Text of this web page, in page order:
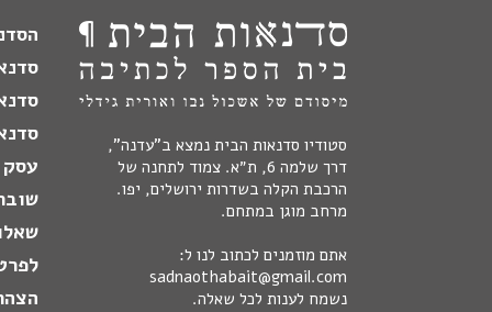
סטודיו סדנאות הבית נמצא ב"עדנה",
דרך שלמה 6, ת״א. צמוד לתחנה של
הרכבת הקלה בשדרות ירושלים, יפו.
מרחב מוגן במתחם.
אתם מוזמנים לכתוב לנו ל:
sadnaothabait@gmail.com
נשמח לענות לכל שאלה.